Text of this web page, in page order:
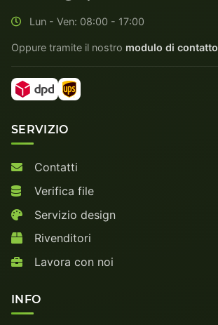
Lun - Ven: 08:00 - 17:00
Oppure tramite il nostro modulo di contatto
SERVIZIO
Contatti
Verifica file
Servizio design
Rivenditori
Lavora con noi
INFO